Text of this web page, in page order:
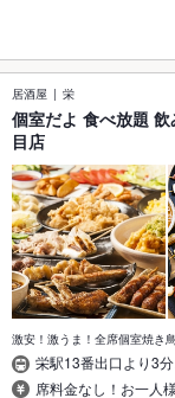
居酒屋 栄
個室だよ 食べ放題
目店
激安！激うま！全席個室焼き
栄駅13番出口より3
席料金なし！お一人